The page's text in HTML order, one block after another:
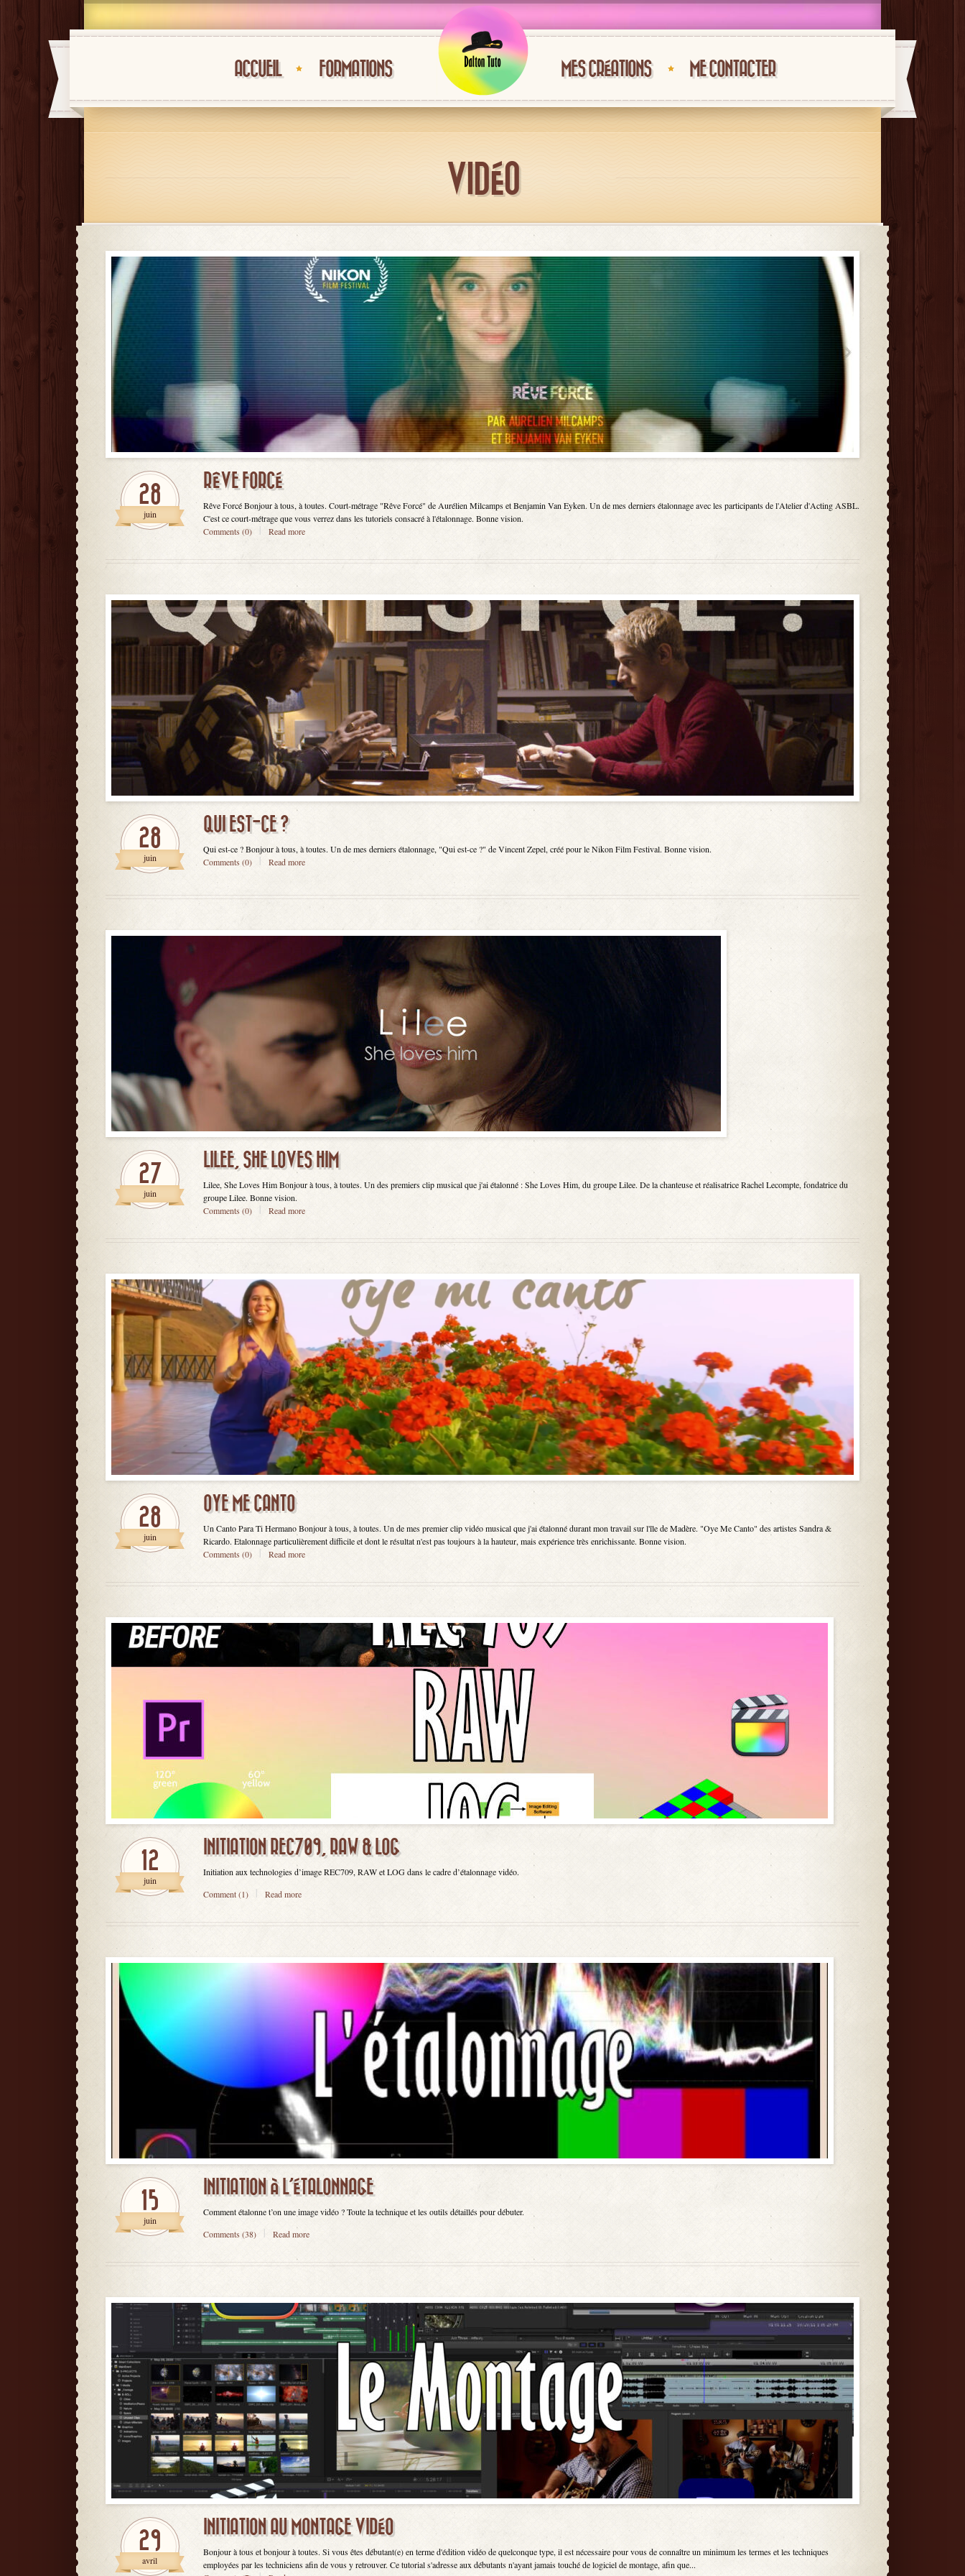
ACCUEIL FORMATIONS MES CRÉATIONS ME CONTACTER
VIDÉO
28
juin
RÊVE FORCÉ
Rêve Forcé Bonjour à tous, à toutes. Court-métrage "Rêve Forcé" de Aurélien Milcamps et Benjamin Van Eyken. Un de mes derniers étalonnage avec les participants de l'Atelier d'Acting ASBL.
C'est ce court-métrage que vous verrez dans les tutoriels consacré à l'étalonnage. Bonne vision.
Comments (0)
Read more
28
juin
QUI EST-CE ?
Qui est-ce ? Bonjour à tous, à toutes. Un de mes derniers étalonnage, "Qui est-ce ?" de Vincent Zepel, créé pour le Nikon Film Festival. Bonne vision.
Comments (0)
Read more
27
juin
LILEE, SHE LOVES HIM
Lilee, She Loves Him Bonjour à tous, à toutes. Un des premiers clip musical que j'ai étalonné : She Loves Him, du groupe Lilee. De la chanteuse et réalisatrice Rachel Lecompte, fondatrice du
groupe Lilee. Bonne vision.
Comments (0)
Read more
28
juin
OYE ME CANTO
Un Canto Para Ti Hermano Bonjour à tous, à toutes. Un de mes premier clip vidéo musical que j'ai étalonné durant mon travail sur l'île de Madère. "Oye Me Canto" des artistes Sandra &
Ricardo. Etalonnage particulièrement difficile et dont le résultat n'est pas toujours à la hauteur, mais expérience très enrichissante. Bonne vision.
Comments (0)
Read more
12
juin
INITIATION REC709, RAW & LOG
Initiation aux technologies d’image REC709, RAW et LOG dans le cadre d’étalonnage vidéo.
Comment (1)
Read more
15
juin
INITIATION À L’ÉTALONNAGE
Comment étalonne t’on une image vidéo ? Toute la technique et les outils détaillés pour débuter.
Comments (38)
Read more
29
avril
INITIATION AU MONTAGE VIDÉO
Bonjour à tous et bonjour à toutes. Si vous êtes débutant(e) en terme d'édition vidéo de quelconque type, il est nécessaire pour vous de connaître un minimum les termes et les techniques
employées par les techniciens afin de vous y retrouver. Ce tutorial s'adresse aux débutants n'ayant jamais touché de logiciel de montage, afin que...